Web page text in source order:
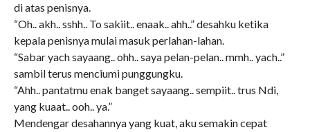
di atas penisnya.
“Oh.. akh.. sshh.. To sakiit.. enaak.. ahh..” desahku ketika
kepala penisnya mulai masuk perlahan-lahan.
“Sabar yach sayaang.. ohh.. saya pelan-pelan.. mmh.. yach..”
sambil terus menciumi punggungku.
“Ahh.. pantatmu enak banget sayaang.. sempiit.. trus Ndi,
yang kuaat.. ooh.. ya.”
Mendengar desahannya yang kuat, aku semakin cepat